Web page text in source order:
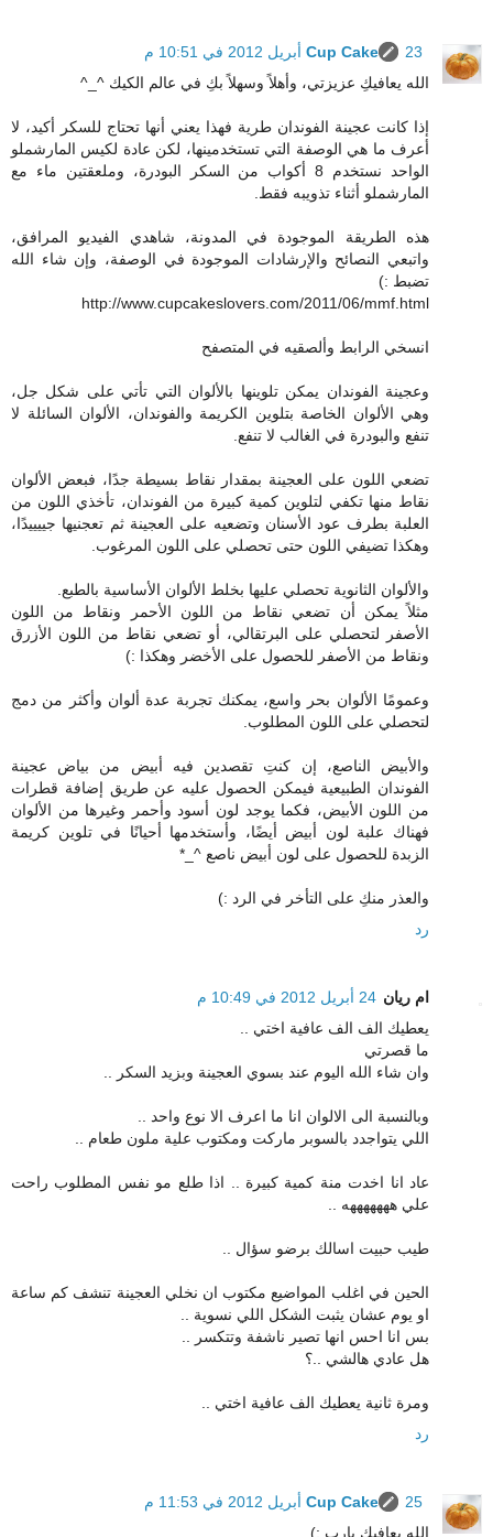
Cup Cake
23 أبريل 2012 في 10:51 م
الله يعافيكِ عزيزتي، وأهلاً وسهلاً بكِ في عالم الكيك ^_^
إذا كانت عجينة الفوندان طرية فهذا يعني أنها تحتاج للسكر أكيد، لا
أعرف ما هي الوصفة التي تستخدمينها، لكن عادة لكيس المارشملو
الواحد نستخدم 8 أكواب من السكر البودرة، وملعقتين ماء مع
المارشملو أثناء تذويبه فقط.
هذه الطريقة الموجودة في المدونة، شاهدي الفيديو المرافق،
واتبعي النصائح والإرشادات الموجودة في الوصفة، وإن شاء الله
تضبط :)
http://www.cupcakeslovers.com/2011/06/mmf.html
انسخي الرابط وألصقيه في المتصفح
وعجينة الفوندان يمكن تلوينها بالألوان التي تأتي على شكل جل،
وهي الألوان الخاصة بتلوين الكريمة والفوندان، الألوان السائلة لا
تنفع والبودرة في الغالب لا تنفع.
تضعي اللون على العجينة بمقدار نقاط بسيطة جدًا، فبعض الألوان
نقاط منها تكفي لتلوين كمية كبيرة من الفوندان، تأخذي اللون من
العلبة بطرف عود الأسنان وتضعيه على العجينة ثم تعجنيها جييييدًا،
وهكذا تضيفي اللون حتى تحصلي على اللون المرغوب.
والألوان الثانوية تحصلي عليها بخلط الألوان الأساسية بالطبع.
مثلاً يمكن أن تضعي نقاط من اللون الأحمر ونقاط من اللون
الأصفر لتحصلي على البرتقالي، أو تضعي نقاط من اللون الأزرق
ونقاط من الأصفر للحصول على الأخضر وهكذا :)
وعمومًا الألوان بحر واسع، يمكنك تجربة عدة ألوان وأكثر من دمج
لتحصلي على اللون المطلوب.
والأبيض الناصع، إن كنتِ تقصدين فيه أبيض من بياض عجينة
الفوندان الطبيعية فيمكن الحصول عليه عن طريق إضافة قطرات
من اللون الأبيض، فكما يوجد لون أسود وأحمر وغيرها من الألوان
فهناك علبة لون أبيض أيضًا، وأستخدمها أحيانًا في تلوين كريمة
الزبدة للحصول على لون أبيض ناصع ^_*
والعذر منكِ على التأخر في الرد :)
رد
ام ريان 24 أبريل 2012 في 10:49 م
يعطيك الف الف عافية اختي ..
ما قصرتي
وان شاء الله اليوم عند بسوي العجينة وبزيد السكر ..
وبالنسبة الى الالوان انا ما اعرف الا نوع واحد ..
اللي يتواجدد بالسوبر ماركت ومكتوب علية ملون طعام ..
عاد انا اخدت منة كمية كبيرة .. اذا طلع مو نفس المطلوب راحت
علي هههههههه ..
طيب حبيت اسالك برضو سؤال ..
الحين في اغلب المواضيع مكتوب ان نخلي العجينة تنشف كم ساعة
او يوم عشان يثبت الشكل اللي نسوية ..
بس انا احس انها تصير ناشفة وتتكسر ..
هل عادي هالشي ..؟
ومرة ثانية يعطيك الف عافية اختي ..
رد
Cup Cake
25 أبريل 2012 في 11:53 م
الله يعافيك يارب :)